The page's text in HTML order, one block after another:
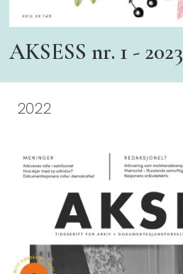
AKSESS nr. 1 - 2023
2022